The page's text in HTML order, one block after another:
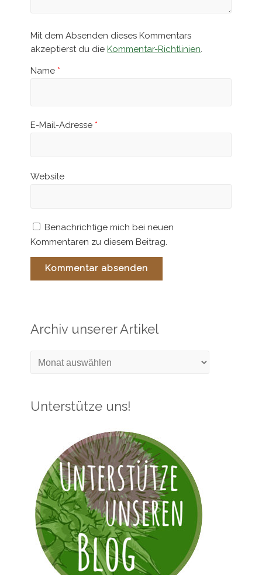
Mit dem Absenden dieses Kommentars
akzeptierst du dieKommentar-Richtlinien.
Name *
E-Mail-Adresse *
Website
Benachrichtige mich bei neuen
Kommentaren zu diesem Beitrag.
Archiv unserer Artikel
Archiv
Unterstütze uns!